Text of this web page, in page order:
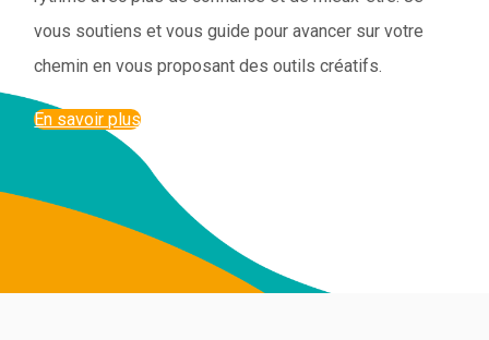
vous soutiens et vous guide pour avancer sur votre
chemin en vous proposant des outils créatifs.
En savoir plus